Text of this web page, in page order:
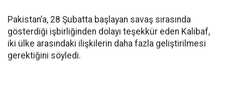
Pakistan’a, 28 Şubatta başlayan savaş sırasında
gösterdiği işbirliğinden dolayı teşekkür eden Kalibaf,
iki ülke arasındaki ilişkilerin daha fazla geliştirilmesi
gerektiğini söyledi.